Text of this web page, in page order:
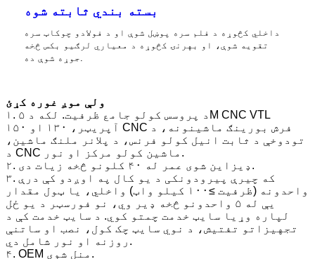
بسته بندي ثابته شوه
داخلي کڅوړه د فلم سره پوښل شوې او د فولادو چوکاټ سره
تقویه شوې، او بهرنۍ کڅوړه د معیاري لرګیو بکس څخه
جوړه شوې ده.
ولې موږ غوره کړئ
۱. د پروسس کولو جامع ظرفیت. لکه د ۵M CNC VTL
آپریټر، ۱۳۰ او ۱۵۰ CNC فرش بورینګ ماشینونه، د
تودوخې د ثابت انیل کولو فرنس، د پلانر ملنګ ماشین،
د CNC ماشین کولو مرکز او نور.
۲. ډیزاین شوی عمر له ۴۰ کلونو څخه زیات دی.
۳. که چیرې پیرودونکی د یو کال په اوږدو کې درې
واحدونه (ظرفیت ≥۱۰۰ کیلو واټ) واخلي، یا ټول مقدار
یې له ۵ واحدونو څخه ډیر وي، نو فورسټر د یو ځل
لپاره وړیا سایټ خدمت چمتو کوي. د سایټ خدمت کې د
تجهیزاتو تفتیش، د نوي سایټ چک کول، نصب او ساتنې
روزنه او نور شامل دي.
۴. OEM منل شوی.